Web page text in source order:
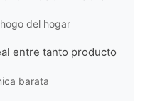
del hogar
entre tanto producto
barata